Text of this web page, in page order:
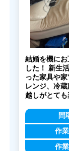
結婚を機に
した！ 新生
った家具や
レンジ、冷
越しがとても
間
作
作